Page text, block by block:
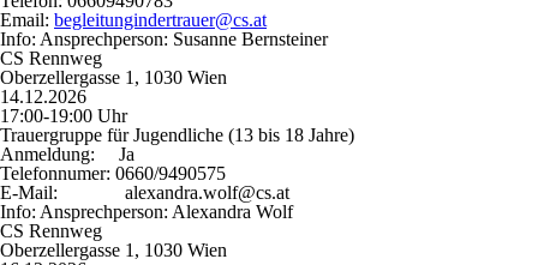
Email: begleitungindertrauer@cs.at
Info: Ansprechperson: Susanne Bernsteiner
CS Rennweg
Oberzellergasse 1, 1030 Wien
14.12.2026
17:00-19:00 Uhr
Trauergruppe für Jugendliche (13 bis 18 Jahre)
Anmeldung: Ja
Telefonnumer: 0660/9490575
E-Mail:
alexandra.wolf@cs.at
Info: Ansprechperson: Alexandra Wolf
CS Rennweg
Oberzellergasse 1, 1030 Wien